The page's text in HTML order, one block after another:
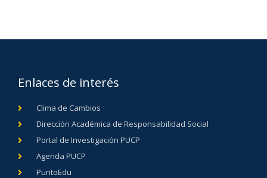
Enlaces de interés
Clima de Cambios
Dirección Académica de Responsabilidad Social
Portal de Investigación PUCP
Agenda PUCP
PuntoEdu